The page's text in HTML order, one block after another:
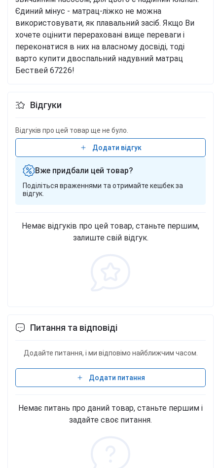
Єдиний мінус - матрац-ліжко не можна
використовувати, як плавальний засіб. Якщо Ви
хочете оцінити перераховані вище переваги і
переконатися в них на власному досвіді, тоді
варто купити двоспальний надувний матрац
Бествей 67226!
Відгуки
Відгуків про цей товар ще не було.
Додати відгук
Вже придбали цей товар?
Поділіться враженнями та отримайте кешбек за
відгук.
Немає відгуків про цей товар, станьте першим,
залиште свій відгук.
Питання та відповіді
Додайте питання, і ми відповімо найближчим часом.
Додати питання
Немає питань про даний товар, станьте першим і
задайте своє питання.